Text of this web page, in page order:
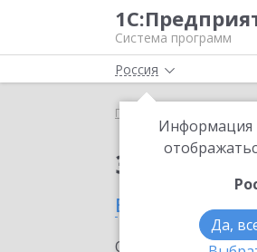
Система программ
Россия
Информация
Да,
Главная
Заказать
в
Ознакомьтесь с